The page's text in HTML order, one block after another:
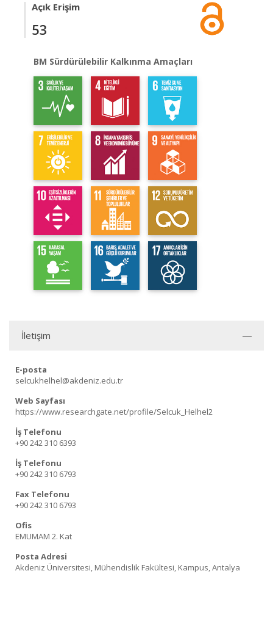
Açık Erişim
53
BM Sürdürülebilir Kalkınma Amaçları
İletişim
E-posta
selcukhelhel@akdeniz.edu.tr
Web Sayfası
https://www.researchgate.net/profile/Selcuk_Helhel2
İş Telefonu
+90 242 310 6393
İş Telefonu
+90 242 310 6793
Fax Telefonu
+90 242 310 6793
Ofis
EMUMAM 2. Kat
Posta Adresi
Akdeniz Üniversitesi, Mühendislik Fakültesi, Kampus, Antalya